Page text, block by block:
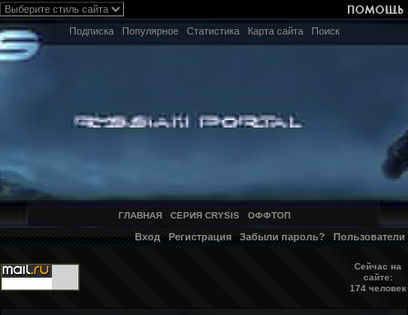
Подписка Популярное Статистика Карта сайта Поиск
ГЛАВНАЯ СЕРИЯ CRYSIS ОФФТОП
Вход Регистрация Забыли пароль? Пользователи
Сейчас на
сайте:
174 человек